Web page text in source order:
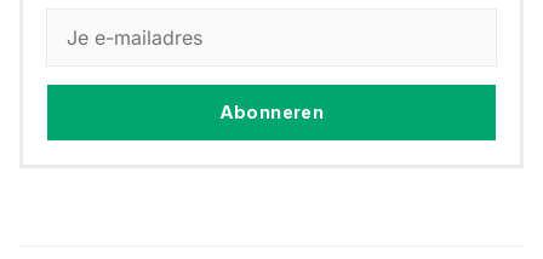
Abonneren